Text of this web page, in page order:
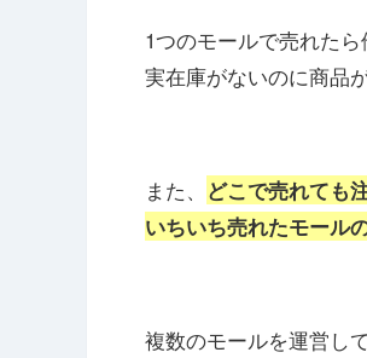
1つのモールで売れた
実在庫がないのに商品
また、
どこで売れても
いちいち売れたモール
複数のモールを運営して